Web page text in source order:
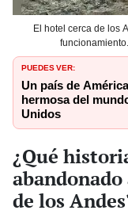
El hotel cerca de los
PUEDES VER:
Un país de
hermosa del
Unidos
¿Qué
de los